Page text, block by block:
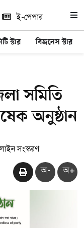
ই-পেপার
স্টার বিজনেস স্টার
সমিতি
অনুষ্ঠান
সংস্করণ
অ- অ+